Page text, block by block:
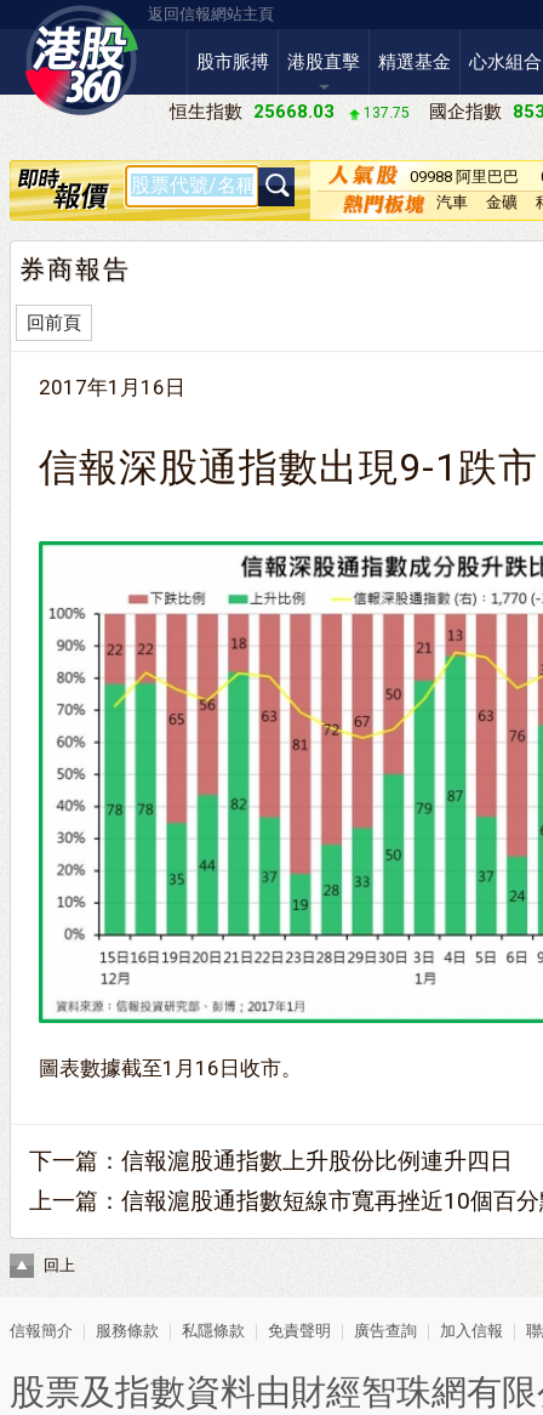
返回信報網站主頁
股市脈搏 港股直擊 精選基金 心水組合
恒生指數 25668.03 137.75 國企指數
09988 阿里巴巴
－Ｗ汽車
金礦
券商報告
回前頁
2017年1月16日
信報深股通指數出現9-1跌市
圖表數據截至1月16日收市。
下一篇： 信報滬股通指數上升股份比例連升四日
上一篇： 信報滬股通指數短線市寬再挫近10個百
回上
信報簡介 服務條款 私隱條款 免責聲明 廣告查詢 加入信報
股票及指數資料由財經智珠網有